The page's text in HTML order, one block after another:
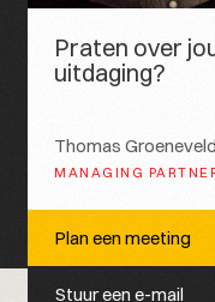
Praten over
uitdaging?
Thomas Groeneveld
MANAGING
Plan een meeting
Stuur een e-mail